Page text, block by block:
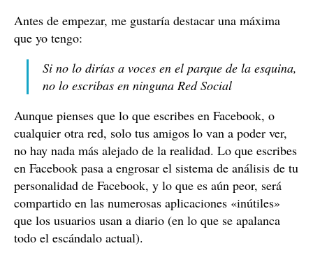
Antes de empezar, me gustaría destacar una máxima
que yo tengo:
Si no lo dirías a voces en el parque de la esquina,
no lo escribas en ninguna Red Social
Aunque pienses que lo que escribes en Facebook, o
cualquier otra red, solo tus amigos lo van a poder ver,
no hay nada más alejado de la realidad. Lo que escribes
en Facebook pasa a engrosar el sistema de análisis de tu
personalidad de Facebook, y lo que es aún peor, será
compartido en las numerosas aplicaciones «inútiles»
que los usuarios usan a diario (en lo que se apalanca
todo el escándalo actual).